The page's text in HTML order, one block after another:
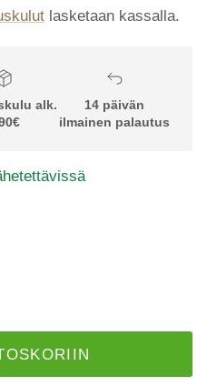
lasketaan kassalla.
alk.
14 päivän
ilmainen palautus